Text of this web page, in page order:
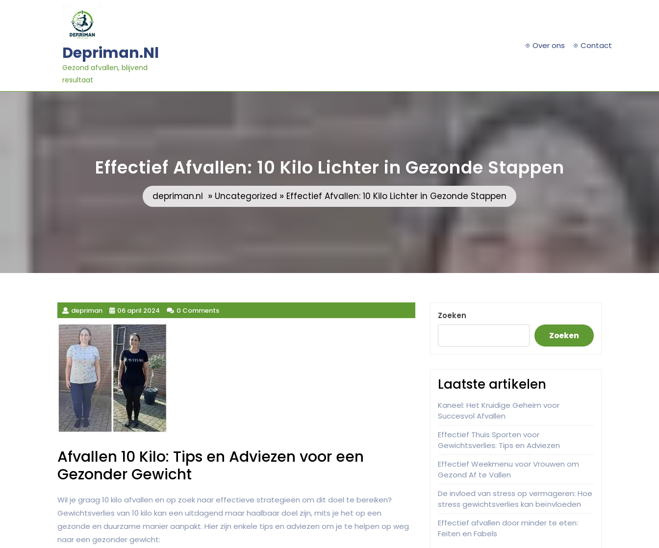
Depriman.nl
Gezond afvallen, blijvend
resultaat
Over ons Contact
Effectief Afvallen: 10 Kilo Lichter in Gezonde Stappen
depriman.nl » Uncategorized » Effectief Afvallen: 10 Kilo Lichter in Gezonde Stappen
depriman 06 april 2024 0 Comments
Afvallen 10 Kilo: Tips en Adviezen voor een
Gezonder Gewicht
Wil je graag 10 kilo afvallen en op zoek naar effectieve strategieën om dit doel te bereiken?
Gewichtsverlies van 10 kilo kan een uitdagend maar haalbaar doel zijn, mits je het op een
gezonde en duurzame manier aanpakt. Hier zijn enkele tips en adviezen om je te helpen op weg
naar een gezonder gewicht:
Zoeken
Zoeken
Laatste artikelen
Kaneel: Het Kruidige Geheim voor
Succesvol Afvallen
Effectief Thuis Sporten voor
Gewichtsverlies: Tips en Adviezen
Effectief Weekmenu voor Vrouwen om
Gezond Af te Vallen
De invloed van stress op vermageren: Hoe
stress gewichtsverlies kan beïnvloeden
Effectief afvallen door minder te eten:
Feiten en Fabels